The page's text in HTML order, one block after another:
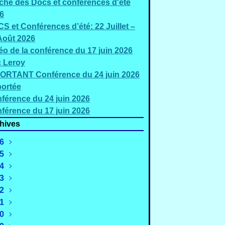
des Docs et conférences d'été
et Conférences d’été: 22 Juillet –
2026
de la conférence du 17 juin 2026
Leroy
Conférence du 24 juin 2026
du 24 juin 2026
du 17 juin 2026
(2)